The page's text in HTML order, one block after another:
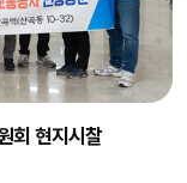
회 현지시찰